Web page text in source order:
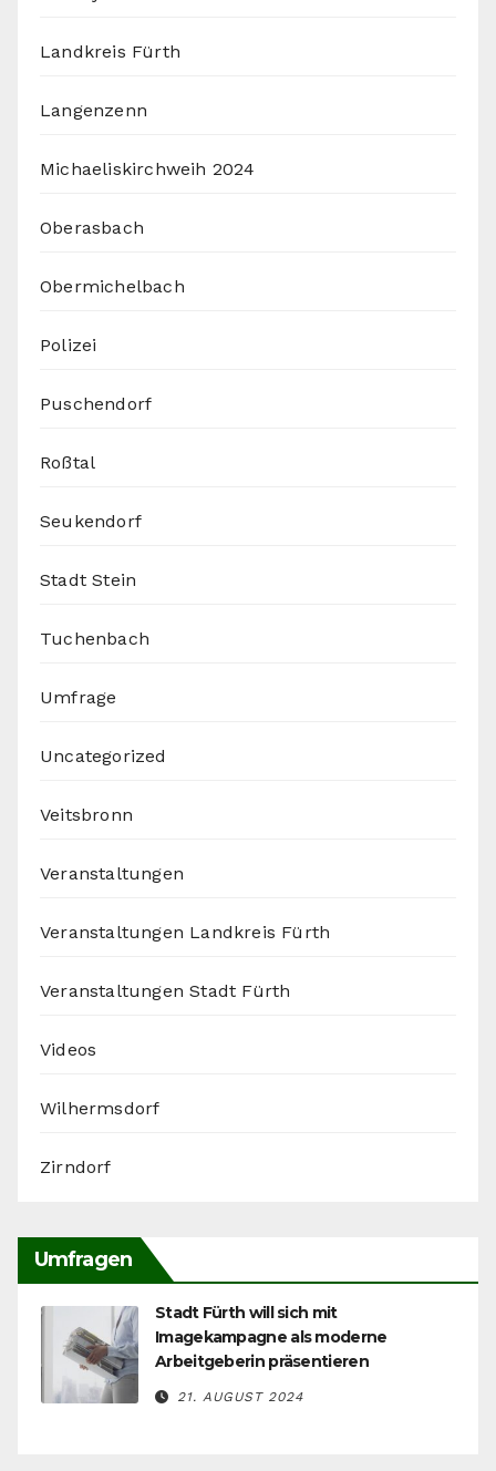
Landkreis Fürth
Langenzenn
Michaeliskirchweih 2024
Oberasbach
Obermichelbach
Polizei
Puschendorf
Roßtal
Seukendorf
Stadt Stein
Tuchenbach
Umfrage
Uncategorized
Veitsbronn
Veranstaltungen
Veranstaltungen Landkreis Fürth
Veranstaltungen Stadt Fürth
Videos
Wilhermsdorf
Zirndorf
Umfragen
Stadt Fürth will sich mit
Imagekampagne als moderne
Arbeitgeberin präsentieren
21. AUGUST 2024